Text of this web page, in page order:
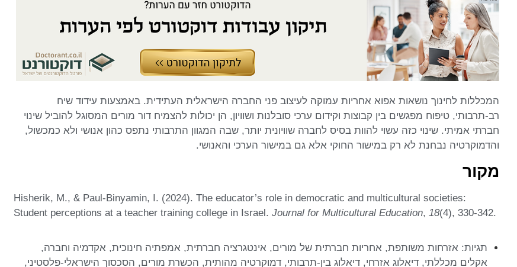
המכללות לחינוך נושאות אפוא אחריות עמוקה לעיצוב פני החברה הישראלית העתידית. באמצעות עידוד שיח
רב-תרבותי, טיפוח מפגשים בין קבוצות וקידום ערכי סובלנות ושוויון, הן יכולות להצמיח דור מורים המסוגל להוביל שינוי
חברתי אמיתי. שינוי כזה עשוי להוות בסיס לחברה שוויונית יותר, שבה המגוון התרבותי נתפס כהון אנושי ולא כמכשול,
והדמוקרטיה נבחנת לא רק במישור החוקי אלא גם במישור הערכי והאנושי.
מקור
Hisherik, M., & Paul-Binyamin, I. (2024). The educator’s role in democratic and multicultural societies:
Student perceptions at a teacher training college in Israel. Journal for Multicultural Education, 18(4), 330-342.
תגיות: אזרחות משותפת, אחריות חברתית של מורים, אינטגרציה חברתית, אמפתיה חינוכית, אקדמיה וחברה,
אקלים מכללתי, דיאלוג אזרחי, דיאלוג בין-תרבותי, דמוקרטיה מהותית, הכשרת מורים, הסכסוך הישראלי-פלסטיני,